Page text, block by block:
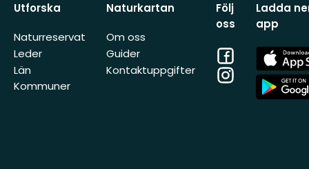
Utforska
Naturreservat
Leder
Län
Kommuner
Naturkartan
Om oss
Guider
Kontaktuppgifter
Följ
oss
Facebook
Instagram
Ladda
app
App
Store
App
Store